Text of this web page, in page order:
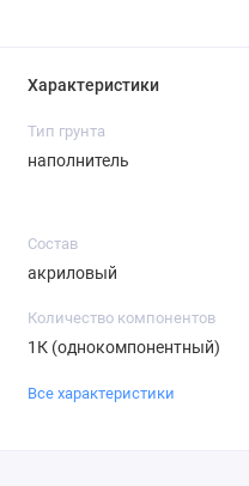
Характеристики
Тип грунта
наполнитель
Состав
акриловый
Количество компонентов
1К (однокомпонентный)
Все характеристики